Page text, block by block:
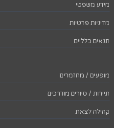
מידע משפטי
מדיניות פרטיות
תנאים כלליים
מופעים / מחזמרים
תיירות / סיורים מודרכים
קהילה לצאת